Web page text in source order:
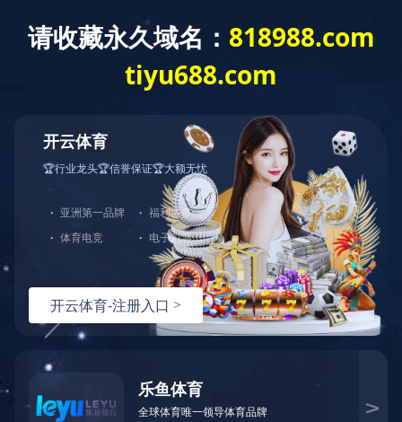
热成形是一个创新的过程，其中先进的超高强度钢，比传
统的冷冲压更有效地加工成复杂的形状。该方法是指加热钢
坯，直到它们具有延展性，然后成形，然后快速冷却在特别
设计的金属模具，最后完成转变和加强硬度的过程。因为此
项能力可以有效地结合强度和复杂性，冲压硬化零件可成就
一个重量相对较轻的件，而通常冷冲压的过程中需要更厚，
更重的部件焊接在一起。因此硬化件目前代表了最先进的车
身结构轻质解决方案之一，同时让我们提高碰撞性能和乘客
的安全性。